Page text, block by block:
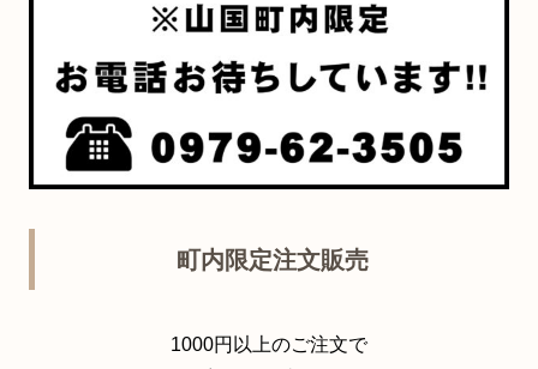
町内限定注文販売
1000円以上のご注文で